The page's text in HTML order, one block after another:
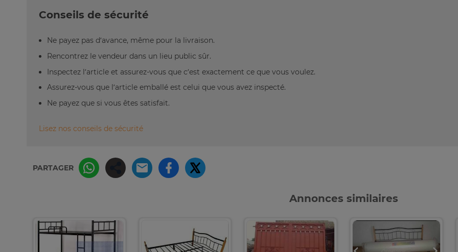
Conseils de sécurité
Ne payez pas d’avance, même pour la livraison.
Rencontrez le vendeur dans un lieu public sûr.
Inspectez l’article et assurez-vous que c’est exactement ce que vous voulez.
Assurez-vous que l’article emballé est celui que vous avez inspecté.
Ne payez que si vous êtes satisfait.
Lisez nos conseils de sécurité
PARTAGER
Annonces similaires